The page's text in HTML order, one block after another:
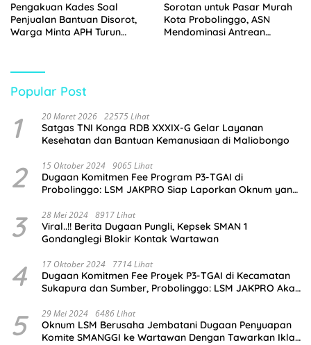
Pengakuan Kades Soal
Penjualan Bantuan Disorot,
Warga Minta APH Turun
Sorotan untuk Pasar Murah
Kota Probolinggo, ASN
Mendominasi Antrean
Popular Post
1 20 Maret 2026 22575 Lihat
Satgas TNI Konga RDB XXXIX-G Gelar Layanan
Kesehatan dan Bantuan Kemanusiaan di Maliobongo
2 15 Oktober 2024 9065 Lihat
Dugaan Komitmen Fee Program P3-TGAI di
Probolinggo: LSM JAKPRO Siap Laporkan Oknum yang
3 28 Mei 2024 8917 Lihat
Viral..!! Berita Dugaan Pungli, Kepsek SMAN 1
Gondanglegi Blokir Kontak Wartawan
4 17 Oktober 2024 7714 Lihat
Dugaan Komitmen Fee Proyek P3-TGAI di Kecamatan
Sukapura dan Sumber, Probolinggo: LSM JAKPRO Akan
5 29 Mei 2024 6486 Lihat
Oknum LSM Berusaha Jembatani Dugaan Penyuapan
Komite SMANGGI ke Wartawan Dengan Tawarkan Iklan